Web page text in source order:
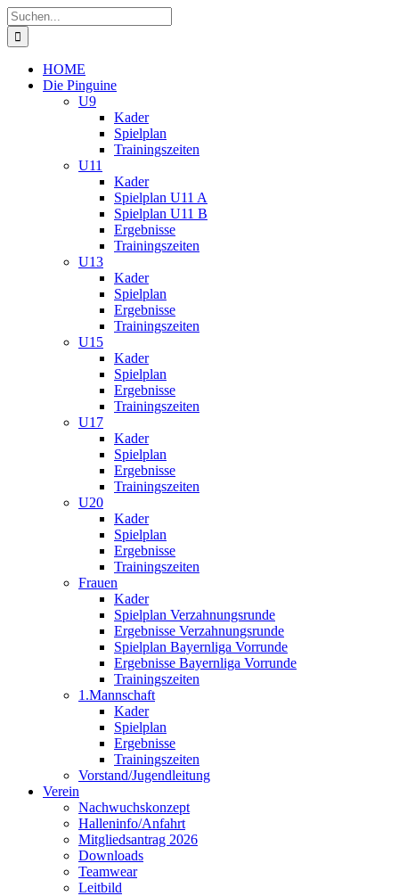
Zum
Inhalt
springen
Suche
nach:
HOME
Die Pinguine
U9
Kader
Spielplan
Trainingszeiten
U11
Kader
Spielplan U11 A
Spielplan U11 B
Ergebnisse
Trainingszeiten
U13
Kader
Spielplan
Ergebnisse
Trainingszeiten
U15
Kader
Spielplan
Ergebnisse
Trainingszeiten
U17
Kader
Spielplan
Ergebnisse
Trainingszeiten
U20
Kader
Spielplan
Ergebnisse
Trainingszeiten
Frauen
Kader
Spielplan Verzahnungsrunde
Ergebnisse Verzahnungsrunde
Spielplan Bayernliga Vorrunde
Ergebnisse Bayernliga Vorrunde
Trainingszeiten
1.Mannschaft
Kader
Spielplan
Ergebnisse
Trainingszeiten
Vorstand/Jugendleitung
Verein
Nachwuchskonzept
Halleninfo/Anfahrt
Mitgliedsantrag 2026
Downloads
Teamwear
Leitbild